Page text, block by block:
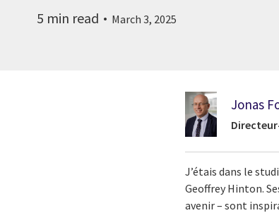
5 min read March 3, 2025
Jonas
J’étais dans le
Geoffrey Hinton.
avenir – sont